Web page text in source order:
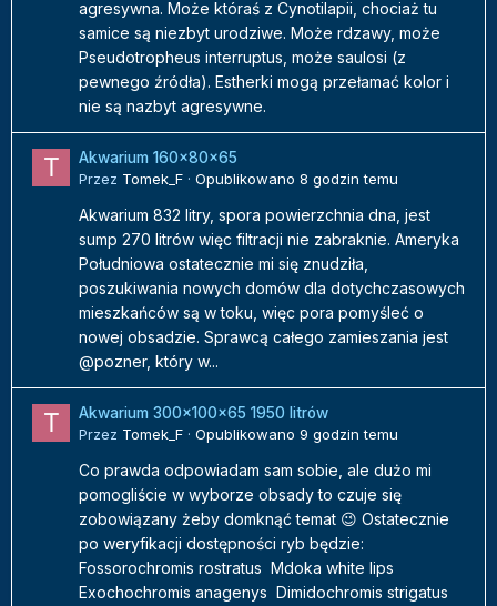
agresywna. Może któraś z Cynotilapii, chociaż tu
samice są niezbyt urodziwe. Może rdzawy, może
Pseudotropheus interruptus, może saulosi (z
pewnego źródła). Estherki mogą przełamać kolor i
nie są nazbyt agresywne.
Akwarium 160x80x65
Przez Tomek_F · Opublikowano 8 godzin temu
Akwarium 832 litry, spora powierzchnia dna, jest
sump 270 litrów więc filtracji nie zabraknie. Ameryka
Południowa ostatecznie mi się znudziła,
poszukiwania nowych domów dla dotychczasowych
mieszkańców są w toku, więc pora pomyśleć o
nowej obsadzie. Sprawcą całego zamieszania jest
@pozner, który w...
Akwarium 300x100x65 1950 litrów
Przez Tomek_F · Opublikowano 9 godzin temu
Co prawda odpowiadam sam sobie, ale dużo mi
pomogliście w wyborze obsady to czuje się
zobowiązany żeby domknąć temat 😉 Ostatecznie
po weryfikacji dostępności ryb będzie:
Fossorochromis rostratus Mdoka white lips
Exochochromis anagenys Dimidochromis strigatus